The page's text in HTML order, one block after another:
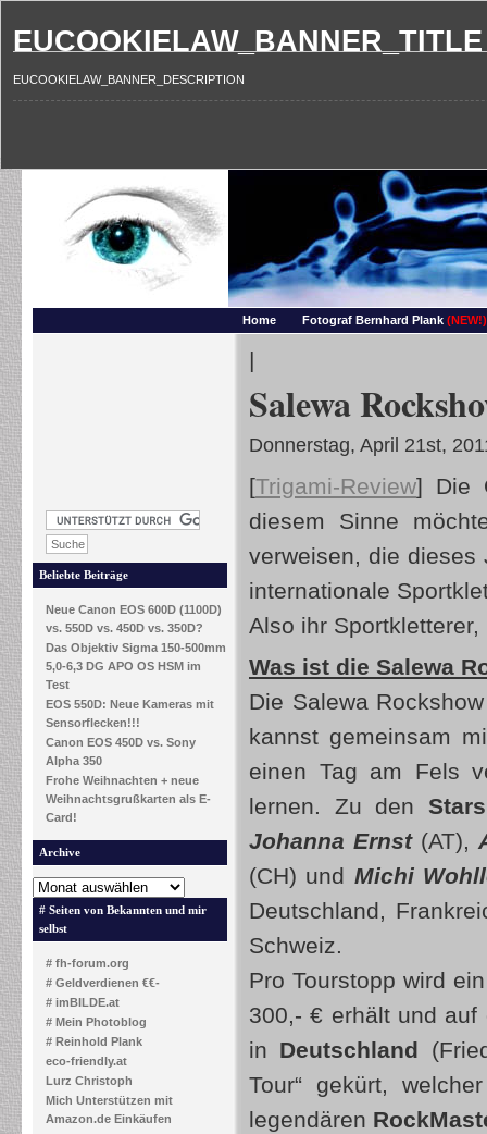
EUCOOKIELAW_BANNER_TITLE
EUCOOKIELAW_BANNER_DESCRIPTION
Home Fotograf Bernhard Plank (NEW!)
Beliebte Beiträge
Neue Canon EOS 600D (1100D)
vs. 550D vs. 450D vs. 350D?
Das Objektiv Sigma 150-500mm
5,0-6,3 DG APO OS HSM im
Test
EOS 550D: Neue Kameras mit
Sensorflecken!!!
Canon EOS 450D vs. Sony
Alpha 350
Frohe Weihnachten + neue
Weihnachtsgrußkarten als E-
Card!
Archive
# Seiten von Bekannten und mir
selbst
# fh-forum.org
# Geldverdienen €€-
# imBILDE.at
# Mein Photoblog
# Reinhold Plank
eco-friendly.at
Lurz Christoph
Mich Unterstützen mit
Amazon.de Einkäufen
|
Salewa
Donnerstag, April 21st,
[Trigami-Review] Die
diesem Sinne
verweisen, die
internationale
Also ihr Sportkletterer,
Was ist die Salewa
Die Salewa
kannst gemeinsam
einen Tag am Fels
lernen. Zu den
Johanna Ernst(AT),
(CH) und Michi
Deutschland,
Schweiz.
Pro Tourstopp wird
300,- € erhält und
in Deutschland
Tour“ gekürt,
legendären